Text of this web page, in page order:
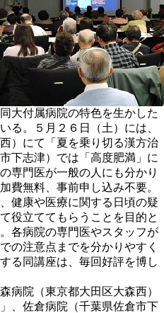
大付属病院の特色を生かした
る。５月２６日（土）には、
）にて「夏を乗り切る漢方治
下志津）では「高度肥満」に
専門医が一般の人にも分かり
費無料、事前申し込み不要。
健康や医療に関する日頃の疑
役立ててもらうことを目的と
各病院の専門医やスタッフが
の注意点までを分かりやすく
る同講座は、毎回好評を博し
病院（東京都大田区大森西）
、佐倉病院（千葉県佐倉市下